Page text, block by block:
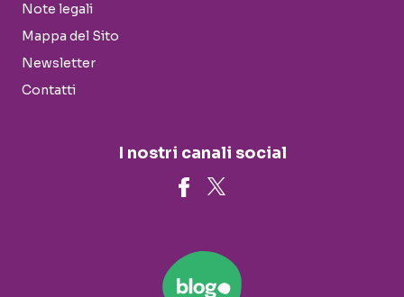
Note legali
Mappa del Sito
Newsletter
Contatti
I nostri canali social